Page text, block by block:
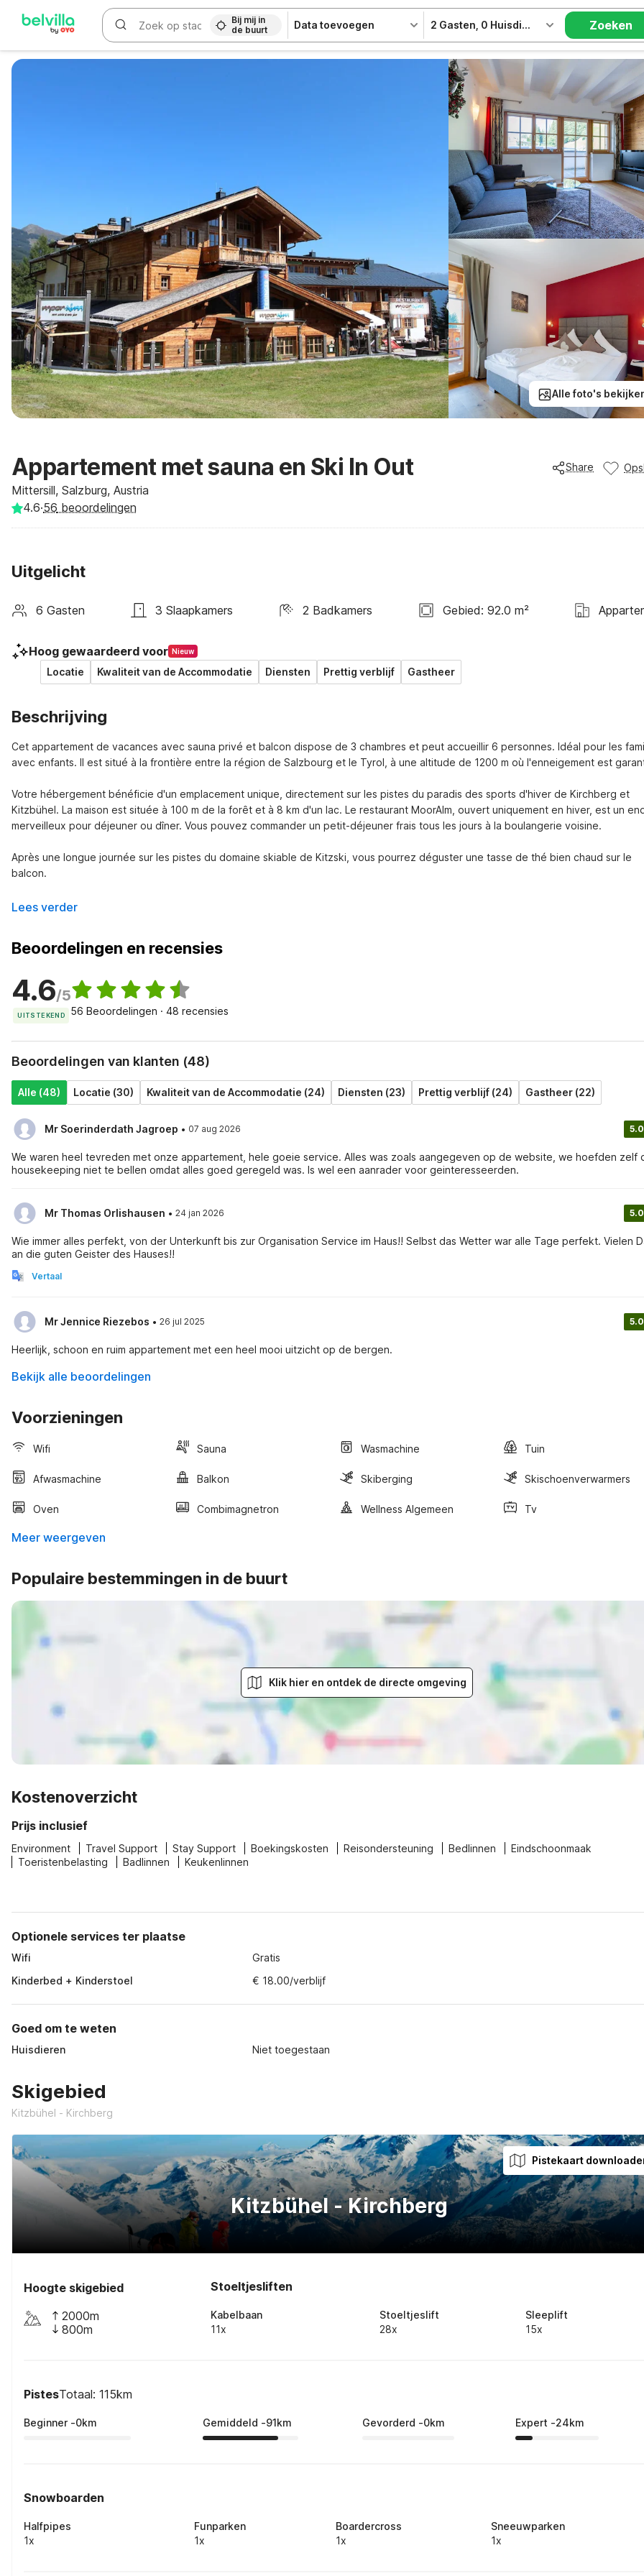
Bij mij in
de buurt
Data toevoegen 2 Gasten 0 Huisdieren Zoeken
Alle foto's
Appartement met sauna en Ski In Out
Mittersill, Salzburg, Austria
Share
4.6·56 beoordelingen
Uitgelicht
6 Gasten 3 Slaapkamers 2 Badkamers Gebied: 92.0 m²
Hoog gewaardeerd voor Nieuw
Locatie Kwaliteit van de Accommodatie Diensten Prettig verblijf Gastheer
Beschrijving
Cet appartement de vacances avec sauna privé et balcon dispose de 3 chambres et peut accueillir 6 personnes. Idéal pour les
avec enfants. Il est situé à la frontière entre la région de Salzbourg et le Tyrol, à une altitude de 1200 m où l'enneigement est
Votre hébergement bénéficie d'un emplacement unique, directement sur les pistes du paradis des sports d'hiver de Kirchberg et
Kitzbühel. La maison est située à 100 m de la forêt et à 8 km d'un lac. Le restaurant MoorAlm, ouvert uniquement en hiver, est un
merveilleux pour déjeuner ou dîner. Vous pouvez commander un petit-déjeuner frais tous les jours à la boulangerie voisine.
Après une longue journée sur les pistes du domaine skiable de Kitzski, vous pourrez déguster une tasse de thé bien chaud sur le
balcon.
Lees verder
Beoordelingen en recensies
4.6/5
UITSTEKEND 56 Beoordelingen · 48 recensies
Beoordelingen van klanten (48)
Alle (48) Locatie (30) Kwaliteit van de Accommodatie (24) Diensten (23) Prettig verblijf (24) Gastheer (22)
Mr Soerinderdath Jagroep · 07 aug 2026 5.0
We waren heel tevreden met onze appartement, hele goeie service. Alles was zoals aangegeven op de website, we hoefden zelf
housekeeping niet te bellen omdat alles goed geregeld was. Is wel een aanrader voor geinteresseerden.
Mr Thomas Orlishausen · 24 jan 2026 5.0
Wie immer alles perfekt, von der Unterkunft bis zur Organisation Service im Haus!! Selbst das Wetter war alle Tage perfekt. Vielen Dank
an die guten Geister des Hauses!!
Vertaal
Mr Jennice Riezebos · 26 jul 2025 5.0
Heerlijk, schoon en ruim appartement met een heel mooi uitzicht op de bergen.
Bekijk alle beoordelingen
Voorzieningen
Wifi Sauna Wasmachine Tuin
Afwasmachine Balkon Skiberging Skischoenverwarmers
Oven Combimagnetron Wellness Algemeen Tv
Meer weergeven
Populaire bestemmingen in de buurt
Klik hier en ontdek de directe omgeving
Kostenoverzicht
Prijs inclusief
Environment Travel Support Stay Support Boekingskosten Reisondersteuning Bedlinnen
Eindschoonmaak
Toeristenbelasting
Badlinnen Keukenlinnen
Optionele services ter plaatse
Wifi
Gratis
Kinderbed + Kinderstoel
€ 18.00/verblijf
Goed om te weten
Huisdieren Niet toegestaan
Skigebied
Kitzbühel - Kirchberg
Kitzbühel - Kirchberg
Pistekaart
Hoogte skigebied
2000m
800m
Stoeltjesliften
Kabelbaan
11x
Stoeltjeslift
28x
Sleeplift
15x
PistesTotaal: 115km
Beginner -0km Gemiddeld -91km Gevorderd -0km Expert -24km
Snowboarden
Halfpipes
1x
Funparken
1x
Boardercross
1x
Sneeuwparken
1x